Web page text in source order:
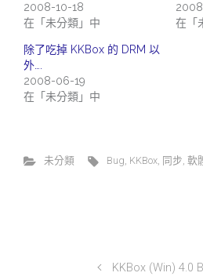
2008-10-18
在「未分類」中
在「
除了吃掉 KKBox 的 DRM 以
外….
2008-06-19
在「未分類」中
未分類 Bug, KKBox, 同步,軟
KKBox (Win) 4.0